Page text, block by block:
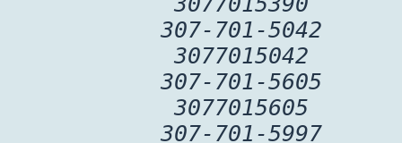
307-701-5042
3077015042
307-701-5605
3077015605
307-701-5997